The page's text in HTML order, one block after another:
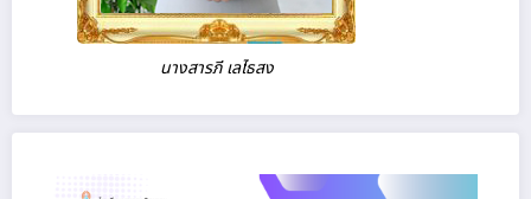
นางสารภี เลไธสง